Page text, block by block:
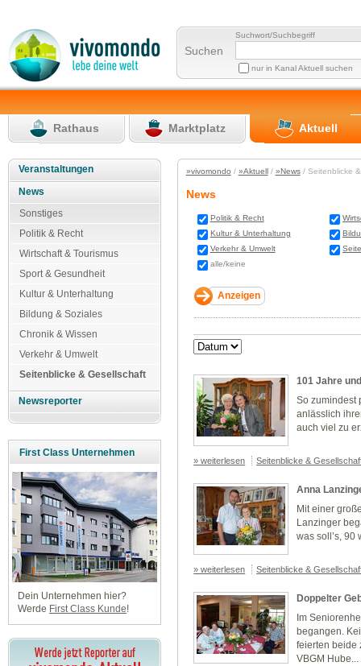
Suchen
Suchwort/Suchbegriff
nur in Kanal Aktuell suchen
Rathaus Marktplatz Aktuell
Veranstaltungen
News
Sonstiges
Politik & Recht
Wirtschaft & Tourismus
Sport & Gesundheit
Kultur & Unterhaltung
Bildung & Soziales
Chronik & Wissen
Verkehr & Umwelt
Seitenblicke & Gesellschaft
Newsreporter
First Class Unternehmen
Dein Unternehmen hier?
Werde First Class Kunde!
»vivomondo / »Aktuell/ »News/ Seitenblicke
News
Politik & Recht
Kultur & Unterhaltung
Verkehr & Umwelt
alle/keine
101 Jahre
So zumindest
anlässlich
auch viel zu
» weiterlesen Seitenblicke &
Anna
Mit einer
Lanzinger
was soll’s, 90
» weiterlesen Seitenblicke &
Doppelter
Im
begangen.
feierten beide
VBGM Hube...